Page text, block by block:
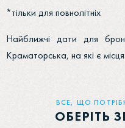
*тільки для повнолітніх
Найближчі дати для
Краматорська, на які є місця:
ВСЕ, ЩО
ОБЕРІТЬ